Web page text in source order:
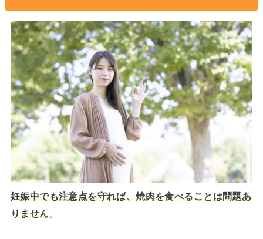
妊娠中でも注意点を守れば、焼肉を食べることは問題あ
りません